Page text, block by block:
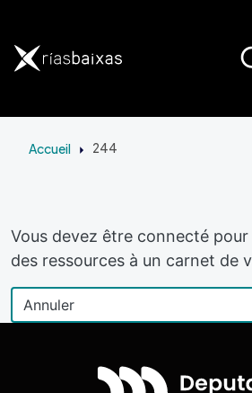
Accueil 244
Vous devez être connecté
des ressources à un carnet de